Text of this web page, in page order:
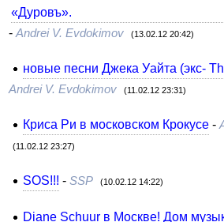
«Дуровъ».
- Andrei V. Evdokimov (13.02.12 20:42)
новые песни Джека Уайта (экс-
Andrei V. Evdokimov (11.02.12 23:31)
Криса Ри в московском Крокусе-
(11.02.12 23:27)
SOS!!! - SSP (10.02.12 14:22)
Diane Schuur в Москве! Дом